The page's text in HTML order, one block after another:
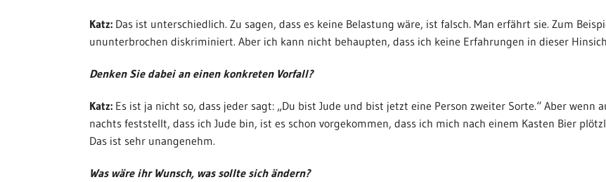
Katz: Das ist unterschiedlich. Zu sagen, dass es keine Belastung wäre, ist falsch. Man erfährt sie. Zum
ununterbrochen diskriminiert. Aber ich kann nicht behaupten, dass ich keine Erfahrungen in dieser
Denken Sie dabei an einen konkreten Vorfall?
Katz: Es ist ja nicht so, dass jeder sagt: „Du bist Jude und bist jetzt eine Person zweiter Sorte.“ Aber
nachts feststellt, dass ich Jude bin, ist es schon vorgekommen, dass ich mich nach einem Kasten Bier
Das ist sehr unangenehm.
Was wäre ihr Wunsch, was sollte sich ändern?